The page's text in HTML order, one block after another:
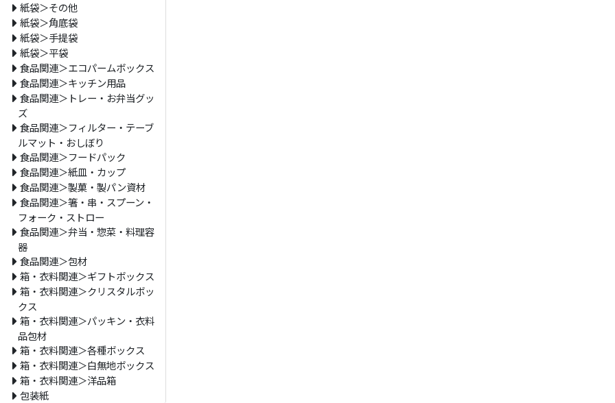
紙袋＞その他
紙袋＞角底袋
紙袋＞手提袋
紙袋＞平袋
食品関連＞エコパームボックス
食品関連＞キッチン用品
食品関連＞トレー・お弁当グッ
ズ
食品関連＞フィルター・テーブ
ルマット・おしぼり
食品関連＞フードパック
食品関連＞紙皿・カップ
食品関連＞製菓・製パン資材
食品関連＞箸・串・スプーン・
フォーク・ストロー
食品関連＞弁当・惣菜・料理容
器
食品関連＞包材
箱・衣料関連＞ギフトボックス
箱・衣料関連＞クリスタルボッ
クス
箱・衣料関連＞パッキン・衣料
品包材
箱・衣料関連＞各種ボックス
箱・衣料関連＞白無地ボックス
箱・衣料関連＞洋品箱
包装紙